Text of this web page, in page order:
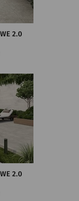
2.0
2.0